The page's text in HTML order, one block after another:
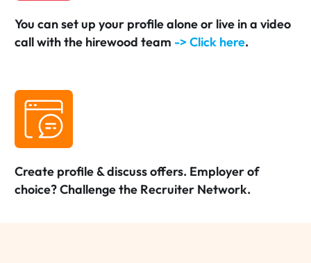
You can set up your profile alone or live in a video
call with the hirewood team -> Click here.
Create profile & discuss offers. Employer of
choice? Challenge the Recruiter Network.